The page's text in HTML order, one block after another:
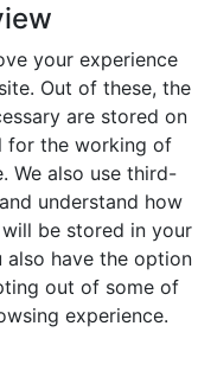
your experience
Out of these, the
are stored on
for the working of
We also use third-
understand how
be stored in your
also have the option
out of some of
experience.